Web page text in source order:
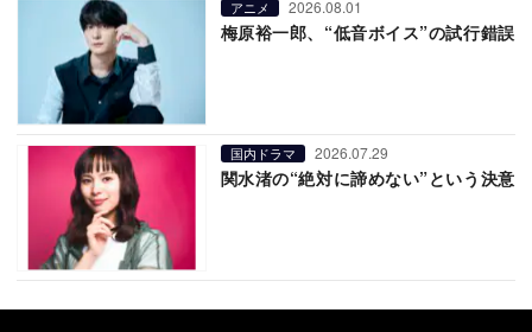
アニメ 2026.08.01
梅原裕一郎、“低音ボイス”の試行錯誤
国内ドラマ 2026.07.29
関水渚の“絶対に諦めない”という決意